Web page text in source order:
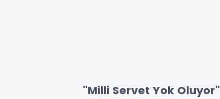
"Milli Servet Yok Oluyor"